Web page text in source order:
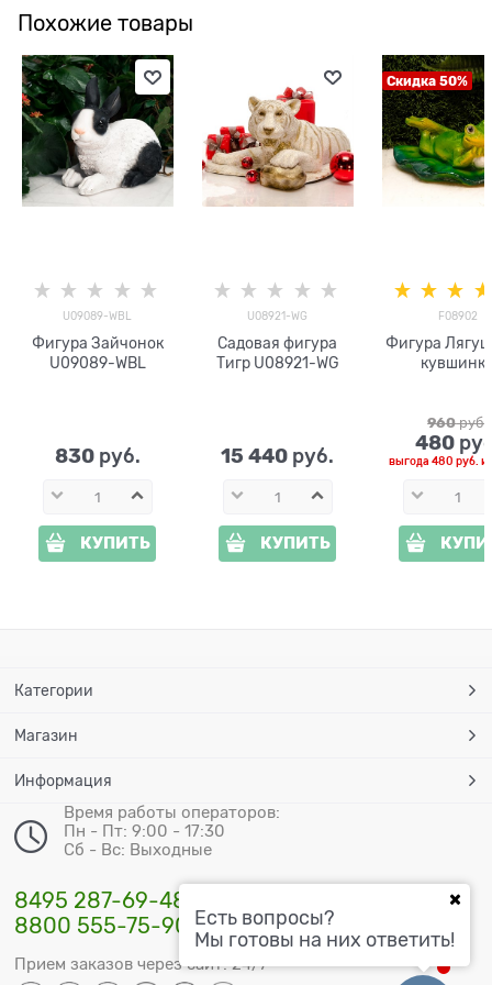
Похожие товары
U09089-WBL
Фигура Зайчонок
U09089-WBL
830 руб.
КУПИТЬ
U08921-WG
Садовая фигура
Тигр U08921-WG
15 440 руб.
КУПИТЬ
Скидка 50%
F08902
Фигура
960 руб.
480
выгода480 руб.
Категории
Магазин
Информация
Время работы операторов:
Пн - Пт: 9:00 - 17:30
Сб - Вс: Выходные
8495 287-69-48
8800 555-75-90
Прием заказов через сайт: 24/7
Есть вопросы?
Мы готовы на них ответить!